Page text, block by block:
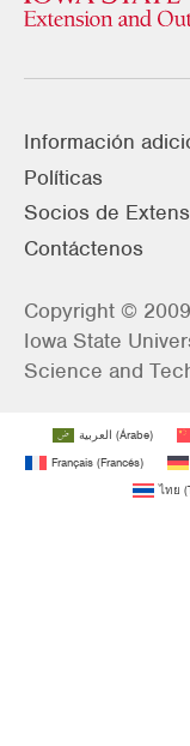
Información
Políticas
Socios de
Contáctenos
Copyright ©
Iowa State
Science and
العربية (Árabe)
Français(Francés)
ไทย (